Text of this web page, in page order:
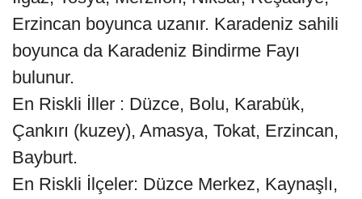
Erzincan boyunca uzanır. Karadeniz sahili
boyunca da Karadeniz Bindirme Fayı
bulunur.
En Riskli İller : Düzce, Bolu, Karabük,
Çankırı (kuzey), Amasya, Tokat, Erzincan,
Bayburt.
En Riskli İlçeler: Düzce Merkez, Kaynaşlı,